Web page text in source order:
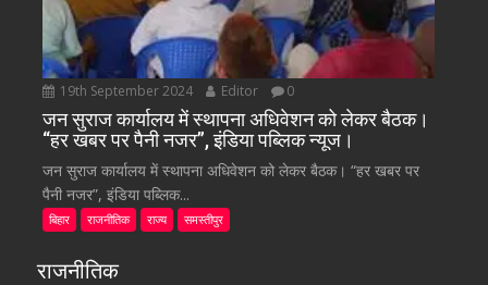
19th September 2024 Editor 0
जन सुराज कार्यालय में स्थापना अधिवेशन को लेकर बैठक।
“हर खबर पर पैनी नजर”, इंडिया पब्लिक न्यूज।
जन सुराज कार्यालय में स्थापना अधिवेशन को लेकर बैठक। “हर खबर पर
पैनी नजर”, इंडिया पब्लिक...
बिहार राजनीतिक राज्य समस्तीपुर
राजनीतिक